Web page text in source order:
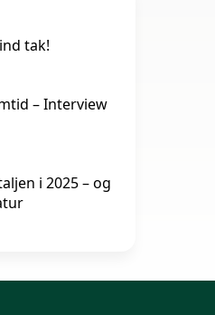
tak!
– Interview
i 2025 – og